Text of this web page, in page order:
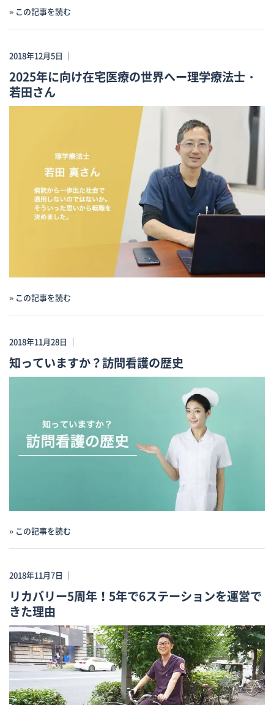
» この記事を読む
2018年12月5日 ｜
2025年に向け在宅医療の世界へー理学療法士・
若田さん
» この記事を読む
2018年11月28日 ｜
知っていますか？訪問看護の歴史
» この記事を読む
2018年11月7日 ｜
リカバリー5周年！5年で6ステーションを運営で
きた理由